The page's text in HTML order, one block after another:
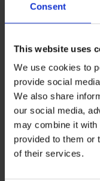
Consent
This website uses
We use cookies to
provide social
We also share
our social media,
may combine it with
provided to them or
of their services.
Modrček Serena
Popust
31,99 € Prvotna cena
39,99 €